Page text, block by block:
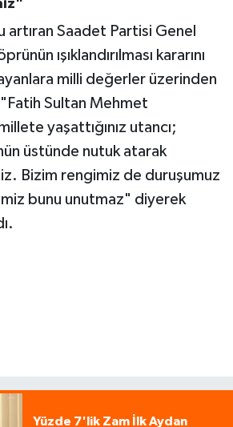
artıran Saadet Partisi Genel
ışıklandırılması kararını
milli değerler üzerinden
Sultan Mehmet
yaşattığınız utancı;
üstünde nutuk atarak
Bizim rengimiz de duruşumuz
bunu unutmaz" diyerek
Yüzde 7'lik Zam İlk Aydan